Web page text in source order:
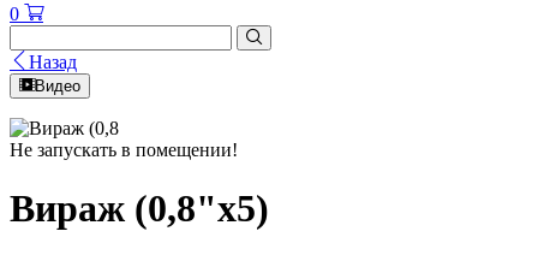
0
Назад
Видео
Не запускать в помещении!
Вираж (0,8"x5)